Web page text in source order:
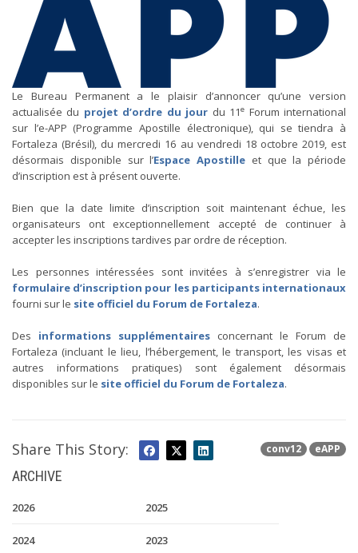
Le Bureau Permanent a le plaisir d’annoncer qu’une version
actualisée du projet d’ordre du jour du 11e Forum international
sur l’e-APP (Programme Apostille électronique), qui se tiendra à
Fortaleza (Brésil), du mercredi 16 au vendredi 18 octobre 2019, est
désormais disponible sur l’Espace Apostille et que la période
d’inscription est à présent ouverte.
Bien que la date limite d’inscription soit maintenant échue, les
organisateurs ont exceptionnellement accepté de continuer à
accepter les inscriptions tardives par ordre de réception.
Les personnes intéressées sont invitées à s’enregistrer via le
formulaire d’inscription pour les participants internationaux
fourni sur le site officiel du Forum de Fortaleza.
Des informations supplémentaires concernant le Forum de
Fortaleza (incluant le lieu, l’hébergement, le transport, les visas et
autres informations pratiques) sont également désormais
disponibles sur le site officiel du Forum de Fortaleza.
conv12 eAPP
Share This Story:
ARCHIVE
2026 2025
2024 2023